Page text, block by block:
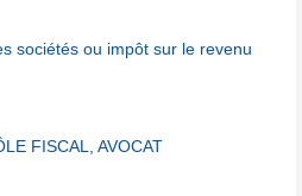
sociétés ou impôt sur le revenu
FISCAL, AVOCAT